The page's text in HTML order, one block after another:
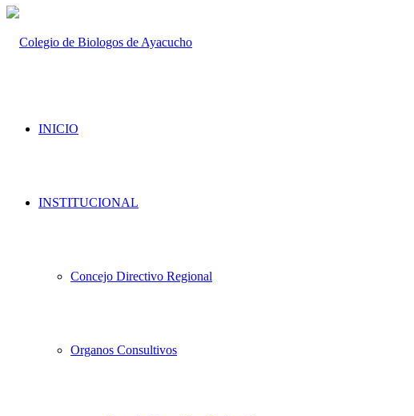
INICIO
INSTITUCIONAL
Concejo Directivo Regional
Organos Consultivos